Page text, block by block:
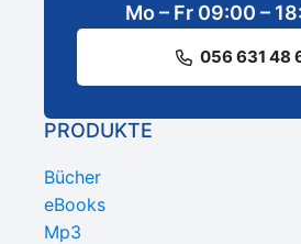
Mo – Fr 09:00 –
056 631 48
PRODUKTE
Bücher
eBooks
Mp3